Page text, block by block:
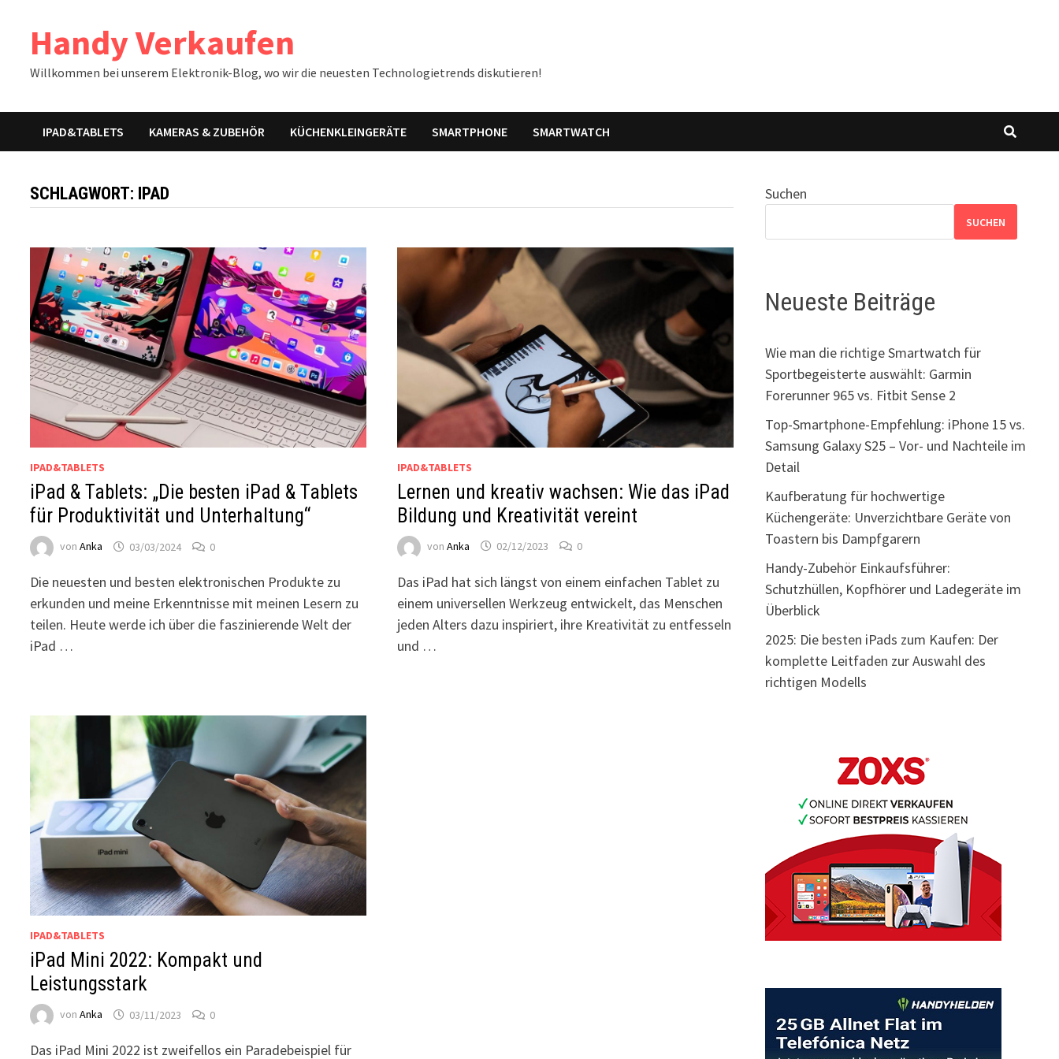
Inhalt
springenHandy Verkaufen
Willkommen bei unserem Elektronik-Blog, wo wir die neuesten Technologietrends diskutieren!
IPAD&TABLETS KAMERAS & ZUBEHÖR KÜCHENKLEINGERÄTE SMARTPHONE SMARTWATCH
SCHLAGWORT: IPAD
IPAD&TABLETS
iPad & Tablets: „Die besten iPad & Tablets
für Produktivität und Unterhaltung“
vonAnka 03/03/2024 0
Die neuesten und besten elektronischen Produkte zu
erkunden und meine Erkenntnisse mit meinen Lesern zu
teilen. Heute werde ich über die faszinierende Welt der
iPad …
IPAD&TABLETS
Lernen und kreativ wachsen: Wie das iPad
Bildung und Kreativität vereint
von Anka 02/12/2023 0
Das iPad hat sich längst von einem einfachen Tablet zu
einem universellen Werkzeug entwickelt, das Menschen
jeden Alters dazu inspiriert, ihre Kreativität zu entfesseln
und …
IPAD&TABLETS
iPad Mini 2022: Kompakt und
Leistungsstark
vonAnka 03/11/2023 0
Das iPad Mini 2022 ist zweifellos ein Paradebeispiel für
Suchen
SUCHEN
Neueste Beiträge
Wie man die richtige Smartwatch für
Sportbegeisterte auswählt: Garmin
Forerunner 965 vs. Fitbit Sense 2
Top-Smartphone-Empfehlung: iPhone 15 vs.
Samsung Galaxy S25 – Vor- und Nachteile im
Detail
Kaufberatung für hochwertige
Küchengeräte: Unverzichtbare Geräte von
Toastern bis Dampfgarern
Handy-Zubehör Einkaufsführer:
Schutzhüllen, Kopfhörer und Ladegeräte im
Überblick
2025: Die besten iPads zum Kaufen: Der
komplette Leitfaden zur Auswahl des
richtigen Modells